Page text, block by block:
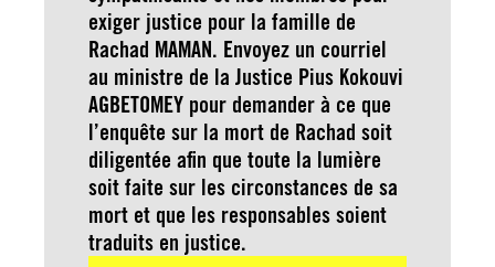
exiger justice pour la famille de
Rachad MAMAN. Envoyez un courriel
au ministre de la Justice Pius Kokouvi
AGBETOMEY pour demander à ce que
l’enquête sur la mort de Rachad soit
diligentée afin que toute la lumière
soit faite sur les circonstances de sa
mort et que les responsables soient
traduits en justice.